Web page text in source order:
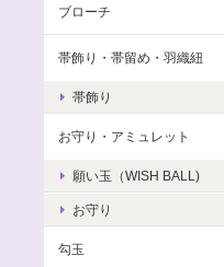
ブローチ
帯飾り・帯留め・羽織紐
帯飾り
お守り・アミュレット
願い玉（WISH BALL)
お守り
勾玉